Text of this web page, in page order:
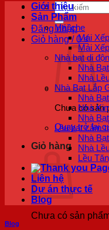
Tìm
kiếm:
Đăng nhập
Giỏ hàng /0₫
Chưa có sản
Quay trở lại
Giỏ hàng
Chưa có sản
Giới thiệu
Sản Phẩm
Mái che
Mái
Mái
Nhà bạt di
Nhà
Nhà
Nhà Bạt Lắp
Nhà
Nhà
Nhà
Lều bạt cắm
Nhà
Nhà
Lều
Liên hệ
Dự án thực tế
Blog
Blog